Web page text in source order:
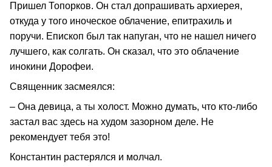
Пришел Топорков. Он стал допрашивать архиерея,
откуда у того иноческое облачение, епитрахиль и
поручи. Епископ был так напуган, что не нашел ничего
лучшего, как солгать. Он сказал, что это облачение
инокини Дорофеи.
Священник засмеялся:
– Она девица, а ты холост. Можно думать, что кто-либо
застал вас здесь на худом зазорном деле. Не
рекомендует тебя это!
Константин растерялся и молчал.